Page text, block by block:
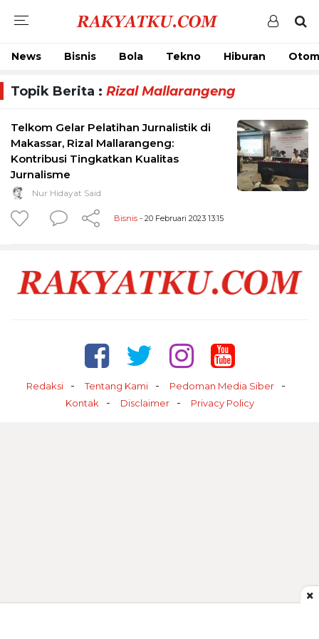
News Bisnis Bola Tekno Hiburan
Topik Berita : Rizal Mallarangeng
Telkom Gelar Pelatihan Jurnalistik di
Makassar, Rizal Mallarangeng:
Kontribusi Tingkatkan Kualitas
Jurnalisme
Nur Hidayat Said
Bisnis - 20 Februari 2023 13:15
Redaksi Tentang Kami
Pedoman Media Siber
Kontak
Disclaimer Privacy Policy
×